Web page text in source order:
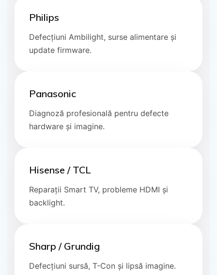
Philips
Defecțiuni Ambilight, surse alimentare și
update firmware.
Panasonic
Diagnoză profesională pentru defecte
hardware și imagine.
Hisense / TCL
Reparații Smart TV, probleme HDMI și
backlight.
Sharp / Grundig
Defecțiuni sursă, T-Con și lipsă imagine.